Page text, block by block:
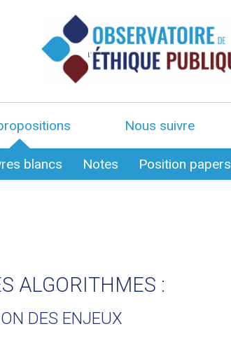
Nous suivre
blancs Notes Position papers
ALGORITHMES :
DES ENJEUX